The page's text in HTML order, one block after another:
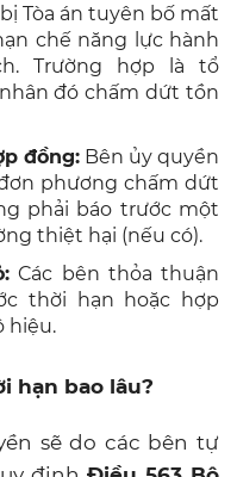
Tòa án tuyên bố mất
chế năng lực hành
Trường hợp là tổ
đó chấm dứt tồn
đồng:Bên ủy quyền
phương chấm dứt
phải báo trước một
thiệt hại (nếu có).
Các bên thỏa thuận
thời hạn hoặc hợp
hiệu.
hạn bao lâu?
sẽ do các bên tự